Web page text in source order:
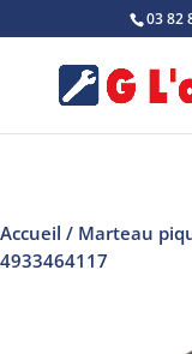
03 82
Accueil / Marteau
4933464117